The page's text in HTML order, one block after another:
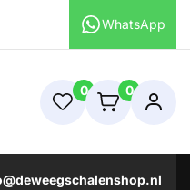
WhatsApp
0 0